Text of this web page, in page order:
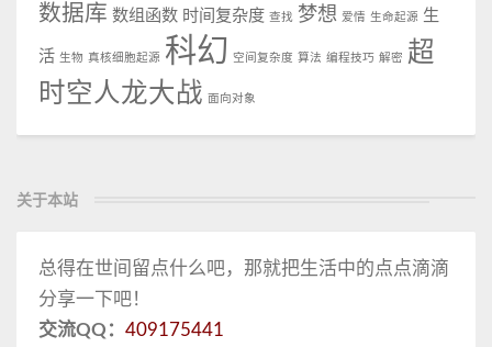
数据库 数组函数 时间复杂度 查找 梦想 爱情 生命起源 生
活 生物 真核细胞起源 科幻 空间复杂度 算法 编程技巧 解密 超
时空人龙大战 面向对象
关于本站
总得在世间留点什么吧，那就把生活中的点点滴滴
分享一下吧！
交流QQ： 409175441